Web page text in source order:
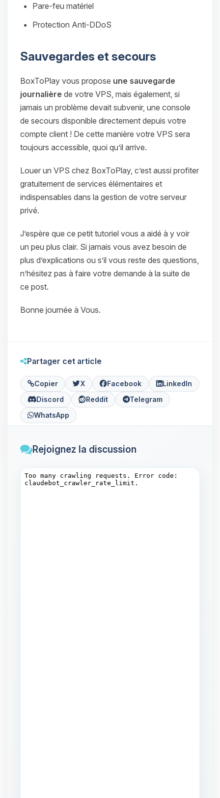
Pare-feu matériel
Protection Anti-DDoS
Sauvegardes et secours
BoxToPlay vous propose une sauvegarde
journalière de votre VPS, mais également, si
jamais un problème devait subvenir, une console
de secours disponible directement depuis votre
compte client ! De cette manière votre VPS sera
toujours accessible, quoi qu’il arrive.
Louer un VPS chez BoxToPlay, c’est aussi profiter
gratuitement de services élémentaires et
indispensables dans la gestion de votre serveur
privé.
J’espère que ce petit tutoriel vous a aidé à y voir
un peu plus clair. Si jamais vous avez besoin de
plus d’explications ou s’il vous reste des questions,
n’hésitez pas à faire votre demande à la suite de
ce post.
Bonne journée à Vous.
Partager cet article
Copier X Facebook
LinkedIn
Discord
Reddit
Telegram
WhatsApp
Rejoignez la discussion